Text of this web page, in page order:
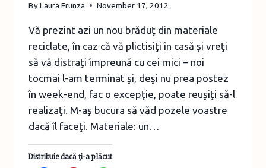
ByLaura Frunza November 17, 2012
Vă prezint azi un nou brăduţ din materiale
reciclate, în caz că vă plictisiţi în casă şi vreţi
să vă distraţi împreună cu cei mici – noi
tocmai l-am terminat şi, deşi nu prea postez
în week-end, fac o excepţie, poate reuşiţi să-l
realizaţi. M-aş bucura să văd pozele voastre
dacă îl faceţi. Materiale: un…
Distribuie dacă ţi-a plăcut